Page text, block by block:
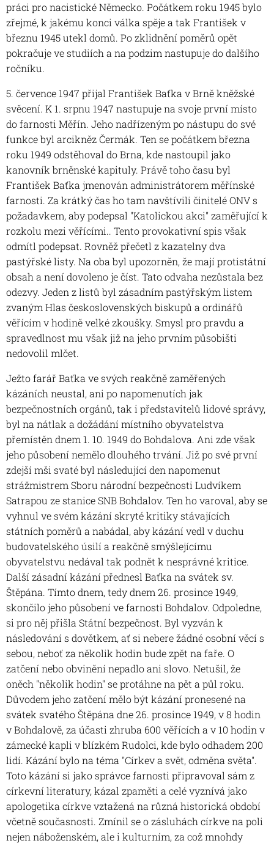
práci pro nacistické Německo. Počátkem roku 1945 bylo
zřejmé, k jakému konci válka spěje a tak František v
březnu 1945 utekl domů. Po zklidnění poměrů opět
pokračuje ve studiích a na podzim nastupuje do dalšího
ročníku.
5. července 1947 přijal František Baťka v Brně kněžské
svěcení. K 1. srpnu 1947 nastupuje na svoje první místo
do farnosti Měřín. Jeho nadřízeným po nástupu do své
funkce byl arcikněz Čermák. Ten se počátkem března
roku 1949 odstěhoval do Brna, kde nastoupil jako
kanovník brněnské kapituly. Právě toho času byl
František Baťka jmenován administrátorem měřínské
farnosti. Za krátký čas ho tam navštívili činitelé ONV s
požadavkem, aby podepsal "Katolickou akci" zaměřující k
rozkolu mezi věřícími.. Tento provokativní spis však
odmítl podepsat. Rovněž přečetl z kazatelny dva
pastýřské listy. Na oba byl upozorněn, že mají protistátní
obsah a není dovoleno je číst. Tato odvaha nezůstala bez
odezvy. Jeden z listů byl zásadním pastýřským listem
zvaným Hlas československých biskupů a ordinářů
věřícím v hodině velké zkoušky. Smysl pro pravdu a
spravedlnost mu však již na jeho prvním působišti
nedovolil mlčet.
Ježto farář Baťka ve svých reakčně zaměřených
kázáních neustal, ani po napomenutích jak
bezpečnostních orgánů, tak i představitelů lidové správy,
byl na nátlak a dožádání místního obyvatelstva
přemístěn dnem 1. 10. 1949 do Bohdalova. Ani zde však
jeho působení nemělo dlouhého trvání. Již po své první
zdejší mši svaté byl následující den napomenut
strážmistrem Sboru národní bezpečnosti Ludvíkem
Satrapou ze stanice SNB Bohdalov. Ten ho varoval, aby se
vyhnul ve svém kázání skryté kritiky stávajících
státních poměrů a nabádal, aby kázání vedl v duchu
budovatelského úsilí a reakčně smýšlejícímu
obyvatelstvu nedával tak podnět k nesprávné kritice.
Další zásadní kázání přednesl Baťka na svátek sv.
Štěpána. Tímto dnem, tedy dnem 26. prosince 1949,
skončilo jeho působení ve farnosti Bohdalov. Odpoledne,
si pro něj přišla Státní bezpečnost. Byl vyzván k
následování s dovětkem, ať si nebere žádné osobní věcí s
sebou, neboť za několik hodin bude zpět na faře. O
zatčení nebo obvinění nepadlo ani slovo. Netušil, že
oněch "několik hodin" se protáhne na pět a půl roku.
Důvodem jeho zatčení mělo být kázání pronesené na
svátek svatého Štěpána dne 26. prosince 1949, v 8 hodin
v Bohdalově, za účasti zhruba 600 věřících a v 10 hodin v
zámecké kapli v blízkém Rudolci, kde bylo odhadem 200
lidí. Kázání bylo na téma "Církev a svět, odměna světa".
Toto kázání si jako správce farnosti připravoval sám z
církevní literatury, kázal zpaměti a celé vyznívá jako
apologetika církve vztažená na různá historická období
včetně současnosti. Zmínil se o zásluhách církve na poli
nejen náboženském, ale i kulturním, za což mnohdy